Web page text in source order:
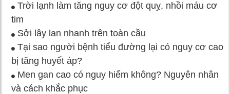
Trời lạnh làm tăng nguy cơ đột quỵ, nhồi máu cơ
tim
Sởi lây lan nhanh trên toàn cầu
Tại sao người bệnh tiểu đường lại có nguy cơ cao
bị tăng huyết áp?
Men gan cao có nguy hiểm không? Nguyên nhân
và cách khắc phục